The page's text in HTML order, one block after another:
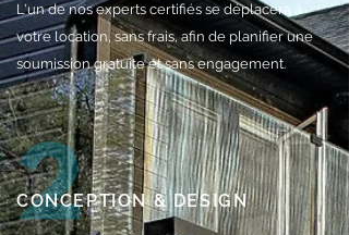
L'un de nos experts certifiés se déplacera à
votre location, sans frais, afin de planifier une
soumission gratuite et sans engagement.
CONCEPTION & DESIGN